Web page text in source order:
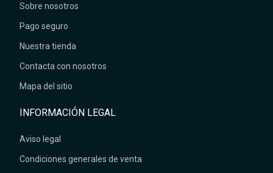
Sobre nosotros
Pago seguro
Nuestra tienda
Contacta con nosotros
Mapa del sitio
INFORMACIÓN LEGAL
Aviso legal
Condiciones generales de venta